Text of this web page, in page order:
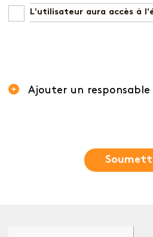
L'utilisateur aura accès à
Ajouter un responsable